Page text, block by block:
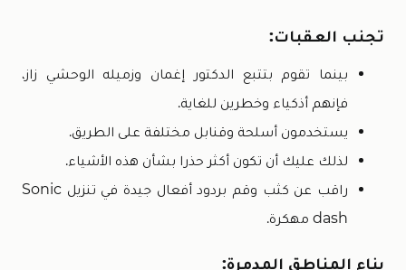
تجنب العقبات:
بينما تقوم بتتبع الدكتور إغمان وزميله الوحشي زاز،
فإنهم أذكياء وخطرين للغاية.
يستخدمون أسلحة وقنابل مختلفة على الطريق.
لذلك عليك أن تكون أكثر حذرا بشأن هذه الأشياء.
راقب عن كثب وقم بردود أفعال جيدة في تنزيل Sonic
dash مهكرة.
بناء المناطق المدمرة: